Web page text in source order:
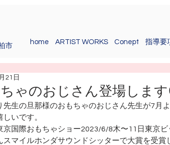
市
home ARTIST WORKS Conept 指導要
ゃのおじさん登場しま
21日
先生の旦那様のおもちゃのおじさん先生が7月
しいです。
京国際おもちゃショー2023/6/8木〜11日東京ビ
スマイルホンダサウンドシッターで大賞を受賞